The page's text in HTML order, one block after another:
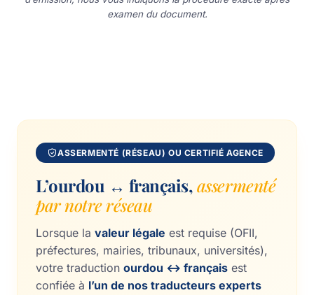
examen du document.
ASSERMENTÉ (RÉSEAU) OU CERTIFIÉ AGENCE
L’ourdou ↔ français,assermenté
par notre réseau
Lorsque la valeur légale est requise (OFII,
préfectures, mairies, tribunaux, universités),
votre traduction ourdou ↔ français est
confiée à l’un de nos traducteurs experts